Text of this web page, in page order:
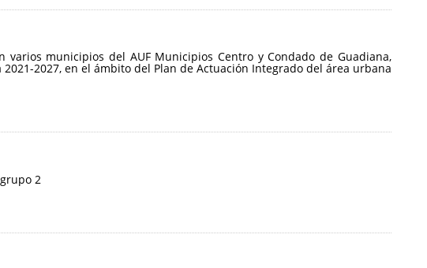
municipios del AUF Municipios Centro y Condado de Guadiana,
2027, en el ámbito del Plan de Actuación Integrado del área urbana
2